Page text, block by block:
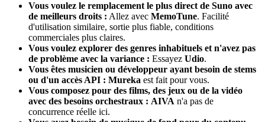
Vous voulez le remplacement le plus direct de Suno avec
de meilleurs droits : Allez avec MemoTune. Facilité
d'utilisation similaire, sortie plus fiable, conditions
commerciales plus claires.
Vous voulez explorer des genres inhabituels et n'avez pas
de problème avec la variance : Essayez Udio.
Vous êtes musicien ou développeur ayant besoin de stems
ou d'un accès API : Mureka est fait pour vous.
Vous composez pour des films, des jeux ou de la vidéo
avec des besoins orchestraux : AIVA n'a pas de
concurrence réelle ici.